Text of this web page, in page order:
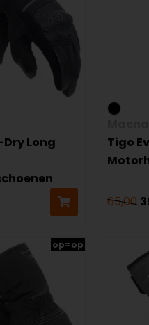
Long
Tigo
65,00
op=op